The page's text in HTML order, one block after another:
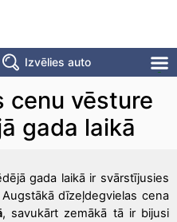
Izvēlies auto
cenu vēsture
gada laikā
gada laikā ir svārstījusies
dīzeļdegvielas cena
, savukārt zemākā tā ir bijusi